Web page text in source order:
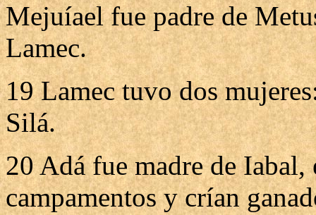
Mejuíael fue padre de
Lamec.
19 Lamec tuvo dos
Silá.
20 Adá fue madre de Iabal,
campamentos y crían